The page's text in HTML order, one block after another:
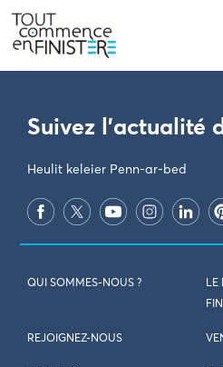
PARAMÈTRES DES COOKIES
Suivez l'actualité
Heulit keleier Penn-ar-bed
QUI SOMMES-NOUS ?
LE
REJOIGNEZ-NOUS